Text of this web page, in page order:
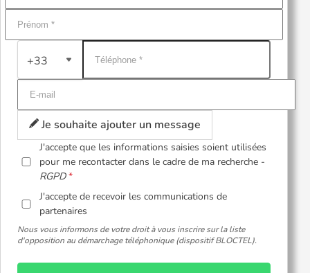
+33
Je souhaite ajouter un message
J'accepte que les informations saisies soient utilisées
pour me recontacter dans le cadre de ma recherche -
RGPD
J'accepte de recevoir les communications de
partenaires
Nous vous informons de votre droit à vous inscrire sur la liste
d'opposition au démarchage téléphonique (dispositif BLOCTEL).